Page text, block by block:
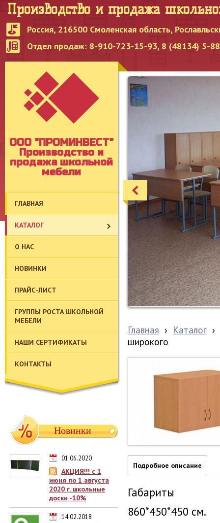
Россия, 216500 Смоленская область,
Отдел продаж: 8-910-723-15-93, 8 (48134) 5-
Производство и продажа
OOO "ПРОМИНВЕСТ"
Производство и
продажа школьной
мебели
ГЛАВНАЯ
КАТАЛОГ
О НАС
НОВИНКИ
ПРАЙС-ЛИСТ
ГРУППЫ РОСТА ШКОЛЬНОЙ
МЕБЕЛИ
НАШИ СЕРТИФИКАТЫ
КОНТАКТЫ
Новинки
01.06.2020
АКЦИЯ!!! с 1
июня по 1 августа
2020 г. школьные
доски -10%
14.02.2018
Главная › Каталог ›
широкого
Подробное описание
Габариты
860*450*450 см.